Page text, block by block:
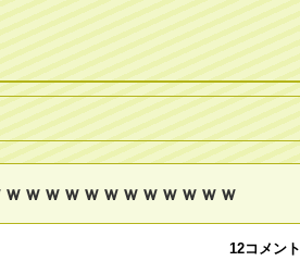
ｗｗｗｗｗｗｗｗｗｗｗ
12コメント